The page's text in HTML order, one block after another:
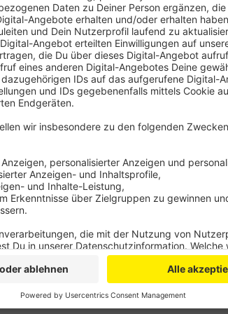
Anzeige
In einem Kindergarten in Kommern-Süd und
demnach jeweils einen Laptop und Bargeld.
Kindergartens aufgehebelt. In Sötenich ein
Roggendorf wurde auch versucht ein
Unbekannte in die Gesamtschule in
und mehrere Schließfächer aufgebrochen.
Geräte und Bargeld aus einem Kindergarten
von Freitag und Samstag begangen.
Anzeige